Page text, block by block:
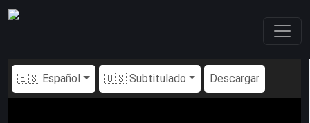
🇪🇸 Español 🇺🇸 Subtitulado Descargar